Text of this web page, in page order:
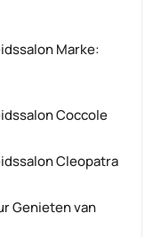
Marke:
Coccole
Cleopatra
Genieten van